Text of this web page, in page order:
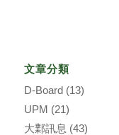
文章分類
D-Board(13)
UPM (21)
大鄴訊息 (43)